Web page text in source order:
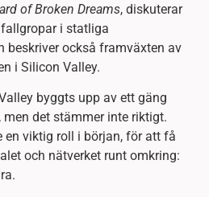
of Broken Dreams, diskuterar
i statliga
beskriver också framväxten av
i Silicon Valley.
byggts upp av ett gäng
det stämmer inte riktigt.
en viktig roll i början, för att få
och nätverket runt omkring: